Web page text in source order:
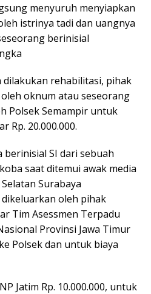
menyuruh menyiapkan
istrinya tadi dan uangnya
berinisial
dilakukan rehabilitasi, pihak
oknum atau seseorang
Polsek Semampir untuk
Rp. 20.000.000.
SI dari sebuah
saat ditemui awak media
Surabaya
oleh pihak
Tim Asessmen Terpadu
Provinsi Jawa Timur
Polsek dan untuk biaya
Jatim Rp. 10.000.000, untuk